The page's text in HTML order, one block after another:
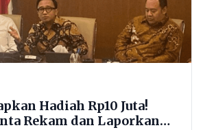
Hadiah Rp10 Juta!
Rekam dan Laporkan